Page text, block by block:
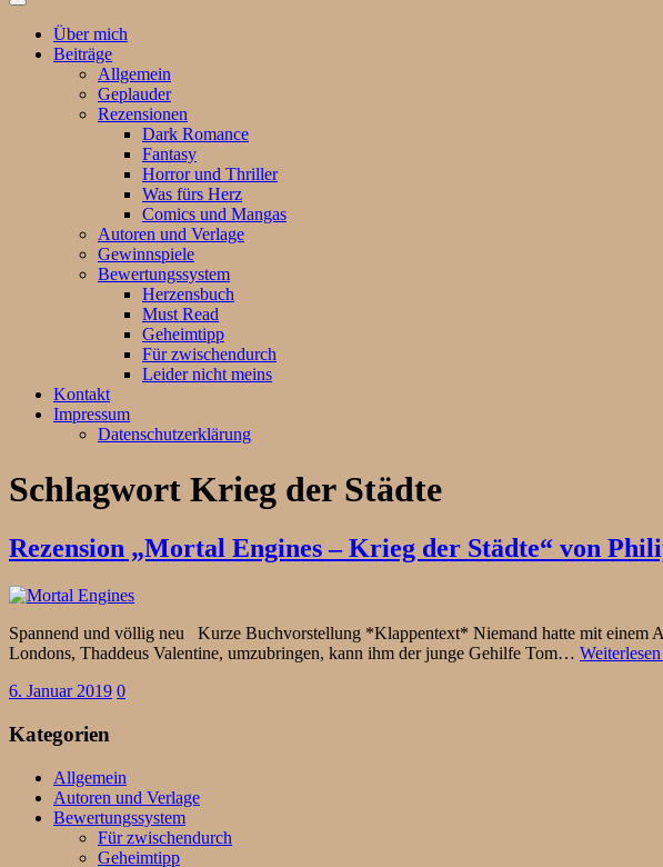
Suchfeld
ein-/ausblenden
Über mich
Beiträge
Allgemein
Geplauder
Rezensionen
Dark Romance
Fantasy
Horror und Thriller
Was fürs Herz
Comics und Mangas
Autoren und Verlage
Gewinnspiele
Bewertungssystem
Herzensbuch
Must Read
Geheimtipp
Für zwischendurch
Leider nicht meins
Kontakt
Impressum
Datenschutzerklärung
Schlagwort Krieg der Städte
Rezension „Mortal Engines – Krieg der Städte“ von
Spannend und völlig neu Kurze Buchvorstellung *Klappentext* Niemand hatte mit einem
Londons, Thaddeus Valentine, umzubringen, kann ihm der junge Gehilfe Tom…
6. Januar 2019 0
Kategorien
Allgemein
Autoren und Verlage
Bewertungssystem
Für zwischendurch
Geheimtipp